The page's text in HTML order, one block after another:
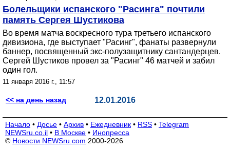
Болельщики испанского "Расинга" почтили
память Сергея Шустикова
Во время матча воскресного тура третьего испанского
дивизиона, где выступает "Расинг", фанаты развернули
баннер, посвященный экс-полузащитнику сантандерцев.
Сергей Шустиков провел за "Расинг" 46 матчей и забил
один гол.
11 января 2016 г., 11:57
<< на день назад 12.01.2016
Начало • Досье • Архив • Ежедневник • RSS • Telegram
NEWSru.co.il • В Москве • Инопресса
© Новости NEWSru.com 2000-2026